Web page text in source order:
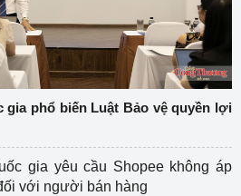
gia phổ biến Luật Bảo vệ quyền lợi
gia yêu cầu Shopee không áp
với người bán hàng